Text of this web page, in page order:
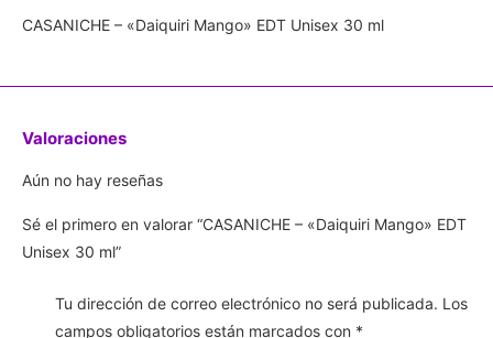
CASANICHE – «Daiquiri Mango» EDT Unisex 30 ml
Valoraciones
Aún no hay reseñas
Sé el primero en valorar “CASANICHE – «Daiquiri Mango» EDT
Unisex 30 ml”
Tu dirección de correo electrónico no será publicada. Los
campos obligatorios están marcados con *